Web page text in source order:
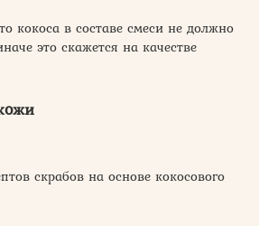
кокоса в составе смеси не должно
это скажется на качестве
скрабов на основе кокосового